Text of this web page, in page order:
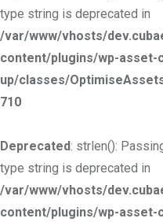
type string is deprecated in
/var/www/vhosts/
content/plugins/wp-asset-
up/classes/
710
Deprecated: strlen():
type string is deprecated in
/var/www/vhosts/
content/plugins/wp-asset-